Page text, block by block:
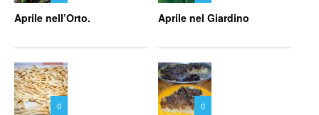
Aprile nell’Orto. Aprile nel Giardino
0 0